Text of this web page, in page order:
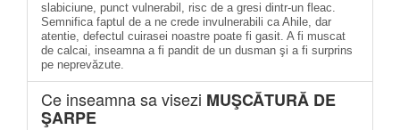
slabiciune, punct vulnerabil, risc de a gresi dintr-un fleac.
Semnifica faptul de a ne crede invulnerabili ca Ahile, dar
atentie, defectul cuirasei noastre poate fi gasit. A fi muscat
de calcai, inseamna a fi pandit de un dusman şi a fi surprins
pe neprevăzute.
Ce inseamna sa visezi MUŞCĂTURĂ DE
ŞARPE